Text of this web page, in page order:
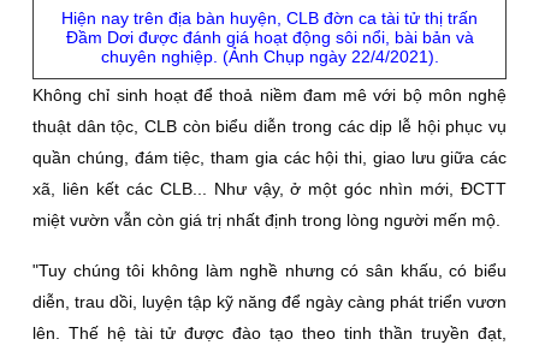
Hiện nay trên địa bàn huyện, CLB đờn ca tài tử thị trấn
Ðầm Dơi được đánh giá hoạt động sôi nổi, bài bản và
chuyên nghiệp. (Ảnh Chụp ngày 22/4/2021).
Không chỉ sinh hoạt để thoả niềm đam mê với bộ môn nghệ
thuật dân tộc, CLB còn biểu diễn trong các dịp lễ hội phục vụ
quần chúng, đám tiệc, tham gia các hội thi, giao lưu giữa các
xã, liên kết các CLB... Như vậy, ở một góc nhìn mới, ÐCTT
miệt vườn vẫn còn giá trị nhất định trong lòng người mến mộ.
"Tuy chúng tôi không làm nghề nhưng có sân khấu, có biểu
diễn, trau dồi, luyện tập kỹ năng để ngày càng phát triển vươn
lên. Thế hệ tài tử được đào tạo theo tinh thần truyền đạt,